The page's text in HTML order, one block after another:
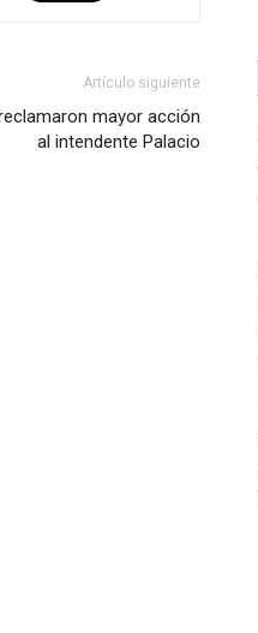
Artículo siguiente
mayor acción
al intendente Palacio